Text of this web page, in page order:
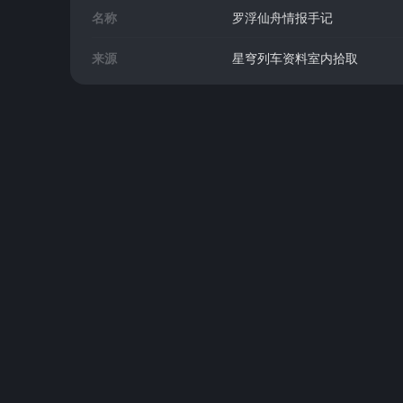
名称 罗浮仙舟情报手记
来源 星穹列车资料室内拾取